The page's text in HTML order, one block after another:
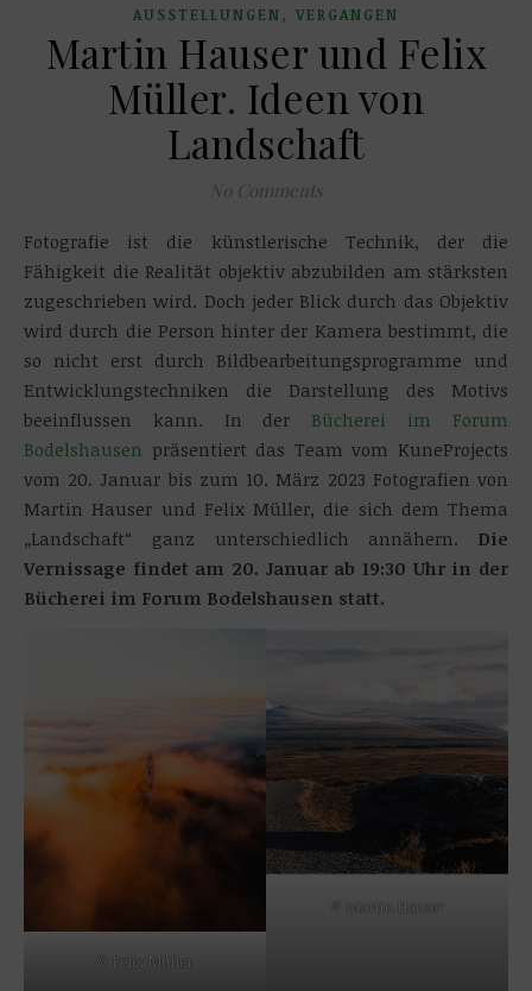
AUSSTELLUNGEN, VERGANGEN
Martin Hauser und Felix
Müller. Ideen von
Landschaft
No Comments
Fotografie ist die künstlerische Technik, der die
Fähigkeit die Realität objektiv abzubilden am stärksten
zugeschrieben wird. Doch jeder Blick durch das Objektiv
wird durch die Person hinter der Kamera bestimmt, die
so nicht erst durch Bildbearbeitungsprogramme und
Entwicklungstechniken die Darstellung des Motivs
beeinflussen kann. In der Bücherei im Forum
Bodelshausen präsentiert das Team vom KuneProjects
vom 20. Januar bis zum 10. März 2023 Fotografien von
Martin Hauser und Felix Müller, die sich dem Thema
„Landschaft“ ganz unterschiedlich annähern. Die
Vernissage findet am 20. Januar ab 19:30 Uhr in der
Bücherei im Forum Bodelshausen statt.
© Felix Müller
© Martin Hauser